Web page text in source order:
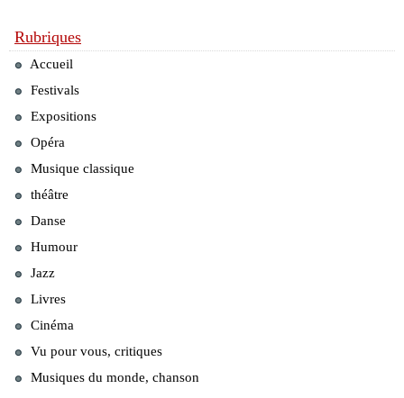
Rubriques
Accueil
Festivals
Expositions
Opéra
Musique classique
théâtre
Danse
Humour
Jazz
Livres
Cinéma
Vu pour vous, critiques
Musiques du monde, chanson